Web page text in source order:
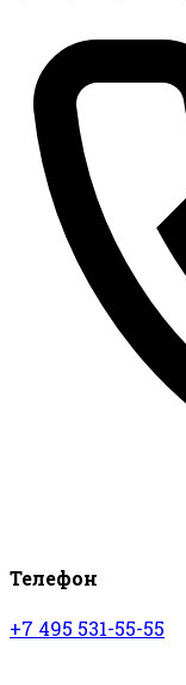
Телефон
+7 495 531-55-55